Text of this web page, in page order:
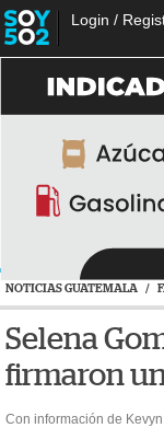
Login /
NOTICIAS GUATEMALA /
Selena
firmaron
Con información de Kevyn